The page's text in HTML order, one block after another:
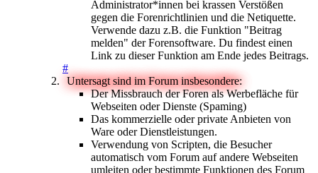
Administrator*innen bei krassen Verstößen
gegen die Forenrichtlinien und die Netiquette.
Verwende dazu z.B. die Funktion "Beitrag
melden" der Forensoftware. Du findest einen
Link zu dieser Funktion am Ende jedes Beitrags.
#
Untersagt sind im Forum insbesondere:
Der Missbrauch der Foren als Werbefläche für
Webseiten oder Dienste (Spaming)
Das kommerzielle oder private Anbieten von
Ware oder Dienstleistungen.
Verwendung von Scripten, die Besucher
automatisch vom Forum auf andere Webseiten
umleiten oder bestimmte Funktionen des Forum